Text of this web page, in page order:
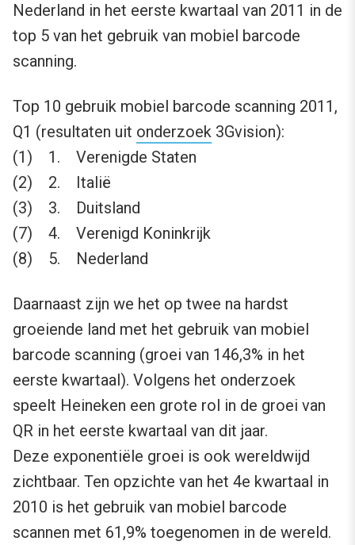
Nederland in het eerste kwartaal van 2011 in de
top 5 van het gebruik van mobiel barcode
scanning.
Top 10 gebruik mobiel barcode scanning 2011,
Q1 (resultaten uit onderzoek 3Gvision):
(1) 1. Verenigde Staten
(2) 2. Italië
(3) 3. Duitsland
(7) 4. Verenigd Koninkrijk
(8) 5. Nederland
Daarnaast zijn we het op twee na hardst
groeiende land met het gebruik van mobiel
barcode scanning (groei van 146,3% in het
eerste kwartaal). Volgens het onderzoek
speelt Heineken een grote rol in de groei van
QR in het eerste kwartaal van dit jaar.
Deze exponentiële groei is ook wereldwijd
zichtbaar. Ten opzichte van het 4e kwartaal in
2010 is het gebruik van mobiel barcode
scannen met 61,9% toegenomen in de wereld.